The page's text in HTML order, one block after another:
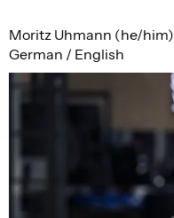
Moritz Uhmann (he/him)
German / English